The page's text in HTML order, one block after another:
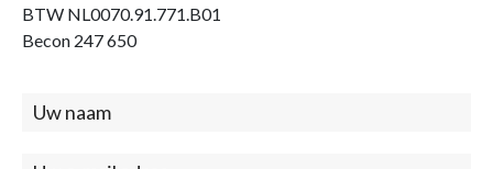
BTW NL0070.91.771.B01
Becon 247 650
Contact